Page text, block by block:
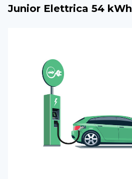
Junior Elettrica 54 kWh